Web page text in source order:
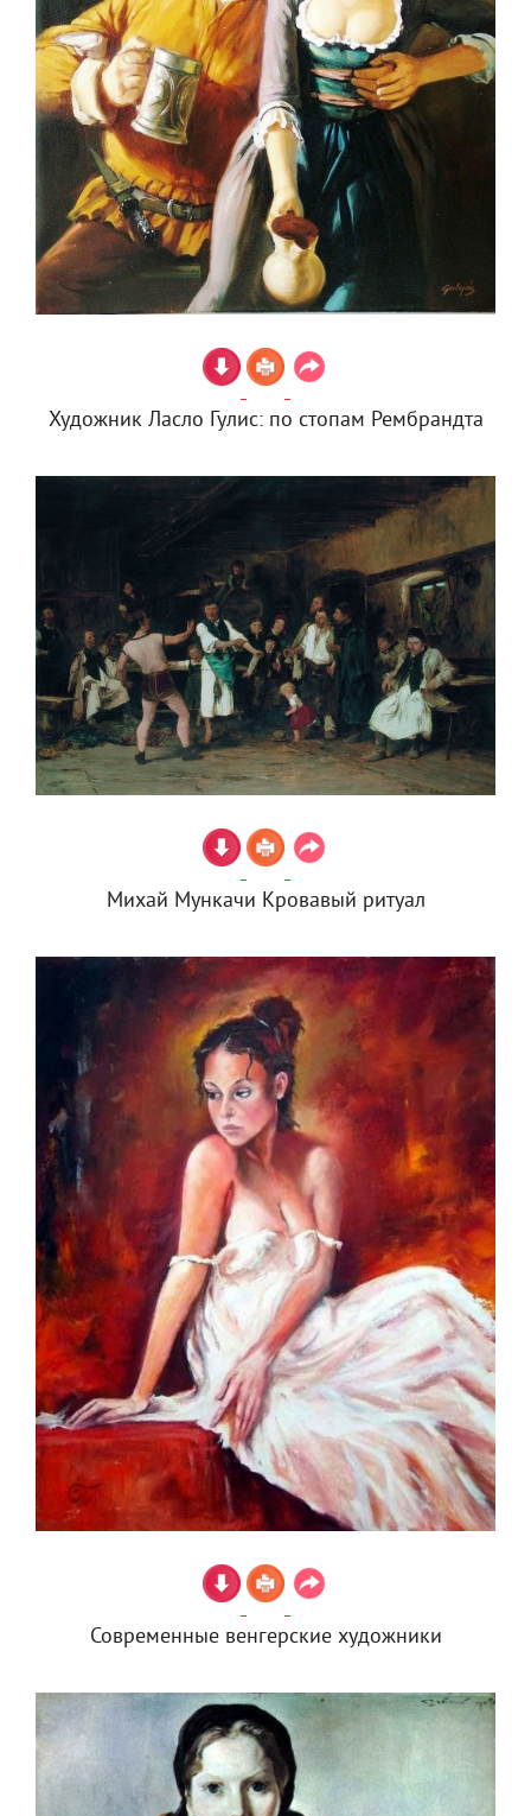
Художник Ласло Гулис: по стопам Рембрандта
Михай Мункачи Кровавый ритуал
Современные венгерские художники